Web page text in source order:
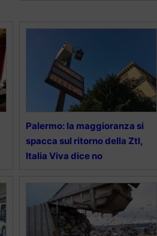
Palermo: la maggioranza si
spacca sul ritorno della Ztl,
Italia Viva dice no